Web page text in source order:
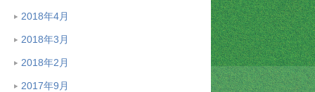
2018年4月
2018年3月
2018年2月
2017年9月